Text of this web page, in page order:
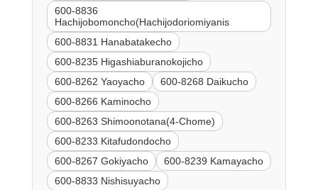
600-8836
Hachijobomoncho(Hachijodoriomiyanis
600-8831 Hanabatakecho
600-8235 Higashiaburanokojicho
600-8262 Yaoyacho
600-8268 Daikucho
600-8266 Kaminocho
600-8263 Shimoonotana(4-Chome)
600-8233 Kitafudondocho
600-8267 Gokiyacho
600-8239 Kamayacho
600-8833 Nishisuyacho